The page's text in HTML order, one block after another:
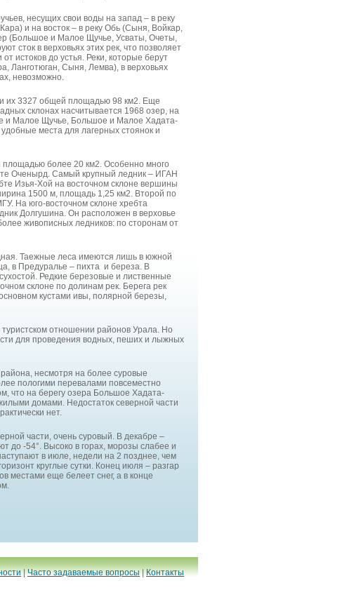
несущих свои воды на запад – в реку
и на восток – в реку Обь (Сыня, Войкар,
(Большое и Малое Щучье, Усваты, Очеты,
сток в верховьях этих рек, что позволяет
истоков до устья. Реки, которые берут
Ланготюган, Сыня, Лемва), в верховьях
невозможно.
их 3327 общей площадью 98 км2. Еще
склонах насчитывается 1968 озер, на
и Малое Щучье, Большое и Малое Хадата-
места для лагерных стоянок и
более 20 км2. Особенно много
Оченырд. Самый крупный ледник – ИГАН
Изья-Хой на восточном склоне вершины
1500 м, площадь 1,25 км2. Второй по
На юго-восточном склоне хребта
Долгушина. Он расположен в верховье
живописных ледников: по сторонам от
Таежные леса имеются лишь в южной
в Предуралье – пихта и береза. В
Редкие березовые и лиственные
склоне по долинам рек. Берега рек
кустами ивы, полярной березы,
отношении районов Урала. Но
для проведения водных, пеших и лыжных
несмотря на более суровые
пологими перевалами повсеместно
что на берегу озера Большое Хадата-
домами. Недостаток северной части
нет.
части, очень суровый. В декабре –
до -54°. Высоко в горах, морозы слабее и
в июле, недели на 2 позднее, чем
круглые сутки. Конец июля – разгар
местами еще белеет снег, а в конце
|Часто задаваемые вопросы|Контакты